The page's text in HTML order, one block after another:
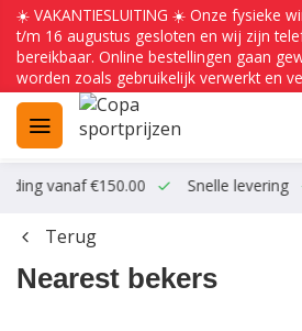
☀️ VAKANTIESLUITING ☀️ Onze fysieke
t/m 16 augustus gesloten en wij zijn
bereikbaar. Online bestellingen gaan
worden zoals gebruikelijk verwerkt en
vanaf €150.00 Snelle levering
Terug
Nearest bekers